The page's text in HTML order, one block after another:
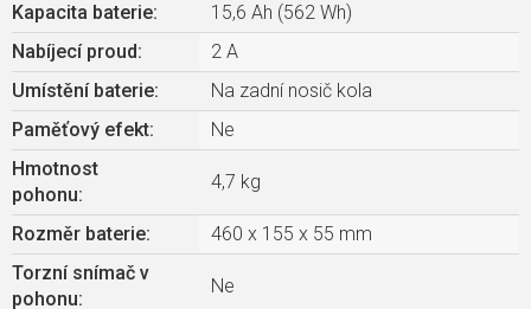
Kapacita baterie:
15,6 Ah (562 Wh)
Nabíjecí proud:
2 A
Umístění baterie:
Na zadní nosič kola
Paměťový efekt:
Ne
Hmotnost
pohonu:
4,7 kg
Rozměr baterie:
460 x 155 x 55 mm
Torzní snímač v
pohonu:
Ne